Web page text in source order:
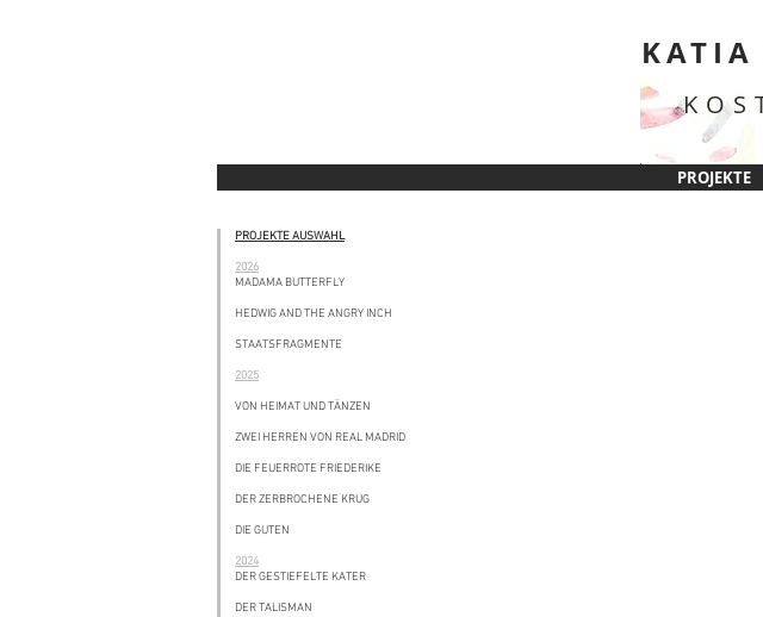
KATIA
PROJEKTE
PROJEKTE AUSWAHL
2026
MADAMA BUTTERFLY
HEDWIG AND THE ANGRY INCH
STAATSFRAGMENTE
2025
VON HEIMAT UND TÄNZEN
ZWEI HERREN VON REAL MADRID
DIE FEUERROTE FRIEDERIKE
DER ZERBROCHENE KRUG
DIE GUTEN
2024
DER GESTIEFELTE KATER
DER TALISMAN